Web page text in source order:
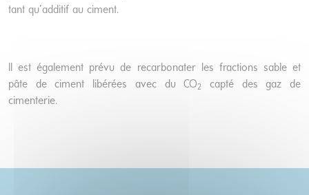
tant qu’additif au ciment.
Il est également prévu de recarbonater les fractions sable et
pâte de ciment libérées avec du CO2
capté des gaz de
cimenterie.